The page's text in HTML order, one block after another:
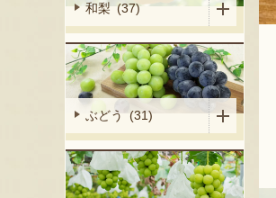
和梨 (37)
ぶどう (31)